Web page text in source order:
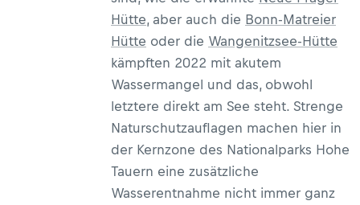
Hütte, aber auch die Bonn-Matreier
Hütte oder die Wangenitzsee-Hütte
kämpften 2022 mit akutem
Wassermangel und das, obwohl
letztere direkt am See steht. Strenge
Naturschutzauflagen machen hier in
der Kernzone des Nationalparks Hohe
Tauern eine zusätzliche
Wasserentnahme nicht immer ganz